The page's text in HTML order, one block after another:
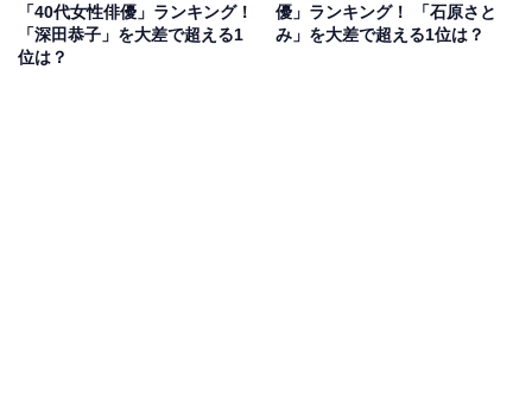
「40代女性俳優」ランキング！
「深田恭子」を大差で超える1
位は？
優」ランキング！ 「石原さと
み」を大差で超える1位は？